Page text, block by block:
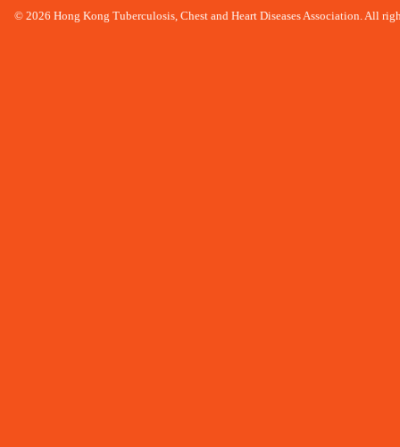
© 2026 Hong Kong Tuberculosis, Chest and Heart Diseases Association. All